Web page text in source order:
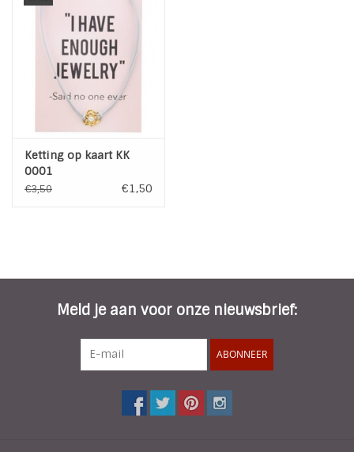
Ketting op kaart KK
0001
€3,50 €1,50
Meld je aan voor onze nieuwsbrief:
ABONNEER